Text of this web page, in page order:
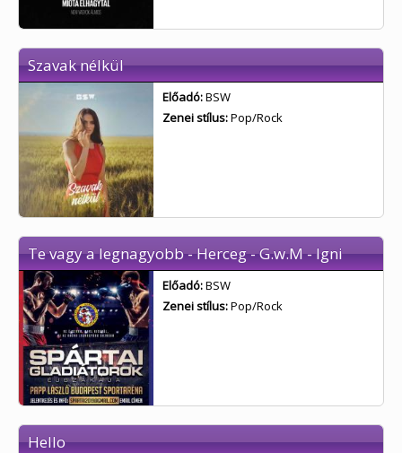
Szavak nélkül
Előadó:BSW
Zenei stílus:Pop/Rock
Te vagy a legnagyobb - Herceg - G.w.M - Igni
Előadó:BSW
Zenei stílus:Pop/Rock
Hello